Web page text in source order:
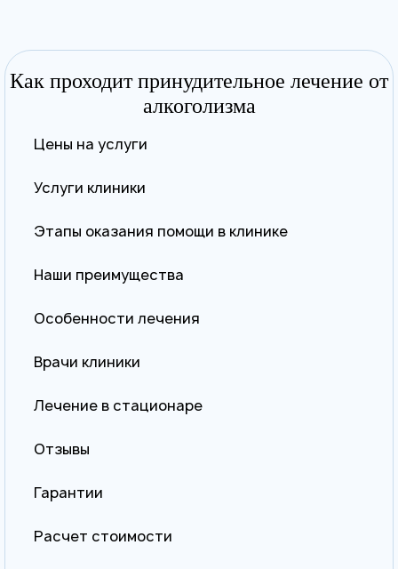
Как проходит принудительное лечение от
алкоголизма
Цены на услуги
Услуги клиники
Этапы оказания помощи в клинике
Наши преимущества
Особенности лечения
Врачи клиники
Лечение в стационаре
Отзывы
Гарантии
Расчет стоимости